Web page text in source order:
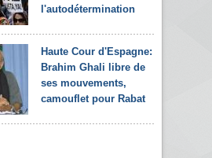
l'autodétermination
Haute Cour d'Espagne:
Brahim Ghali libre de
ses mouvements,
camouflet pour Rabat